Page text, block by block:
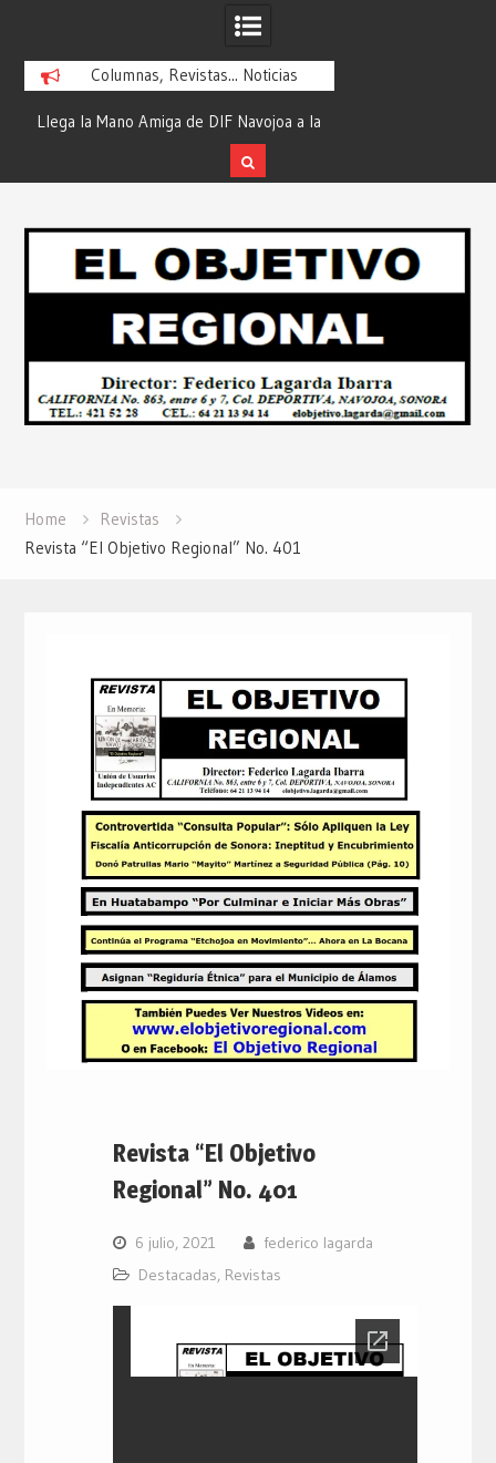
Columnas, Revistas... Noticias
¡En Etchojoa es Momento de Actuar por
la Salud de Nuestras Familias!… Desde:
Redacción “El Objetivo Regional”.
Objetivo
Home
Revistas
Revista “El Objetivo Regional” No. 401
Revista “El Objetivo
Regional” No. 401
6 julio, 2021
federico lagarda
Destacadas, Revistas